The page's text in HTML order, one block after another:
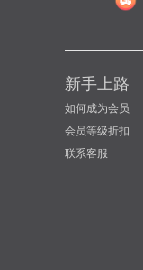
新手上路
如何成为会员
会员等级折扣
联系客服